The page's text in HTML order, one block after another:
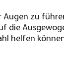
Augen zu
die
helfen